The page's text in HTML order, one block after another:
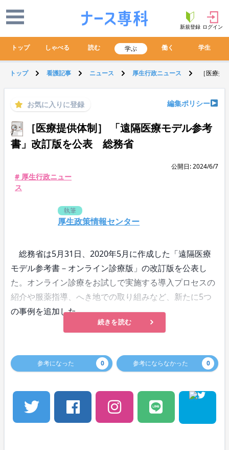
新規登録 ログイン
トップ しゃべる 読む 学ぶ 働く 学生
トップ 看護記事 ニュース 厚生行政ニュース ［医療
お気に入りに登録 編集ポリシー
［医療提供体制］ 「遠隔医療モデル参考
書」改訂版を公表 総務省
公開日: 2024/6/7
# 厚生行政ニュー
ス
執筆
厚生政策情報センター
総務省は5月31日、2020年5月に作成した「遠隔医療
モデル参考書－オンライン診療版」の改訂版を公表し
た。オンライン診療をお試しで実施する導入プロセスの
紹介や服薬指導、へき地での取り組みなど、新たに5つ
の事例を追加した。
続きを読む
参考になった 0 参考にならなかった 0